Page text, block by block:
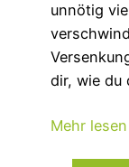
unnötig
dir, wie du
Mehr